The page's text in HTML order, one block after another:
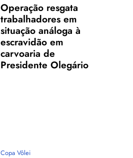
Operação resgata
trabalhadores em
situação análoga à
escravidão em
carvoaria de
Presidente Olegário
Copa Vôlei